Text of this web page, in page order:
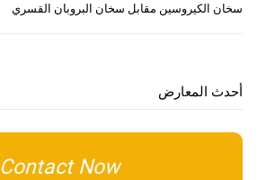
سخان الكيروسين مقابل سخان البروبان القسري
أحدث المعارض
Contact Now